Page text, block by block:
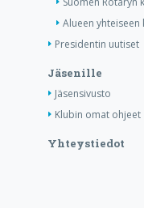
Alueen yhteiseen
Presidentin uutiset
Jäsenille
Jäsensivusto
Klubin omat ohjeet
Yhteystiedot